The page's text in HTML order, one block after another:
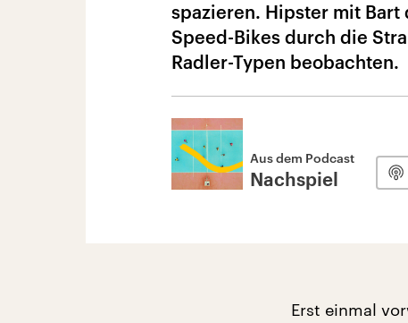
spazieren. Hipster mit Bart
Speed-Bikes durch die
Radler-Typen beobachten.
Aus dem Podcast
Nachspiel
Erst einmal